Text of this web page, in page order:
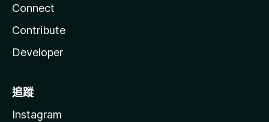
Connect
Contribute
Developer
追蹤
Instagram